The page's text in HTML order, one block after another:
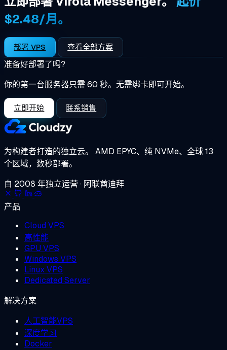
$2.48/月。
部署 VPS 查看全部方案
准备好部署了吗?
你的第一台服务器只需 60 秒。无需绑卡即可开始。
立即开始 联系销售
为构建者打造的独立云。 AMD EPYC、纯 NVMe、全球 13
个区域，数秒部署。
自 2008 年独立运营 · 阿联酋迪拜
产品
Cloud VPS
高性能
GPU VPS
Windows VPS
Linux VPS
Dedicated Server
解决方案
人工智能VPS
深度学习
Docker